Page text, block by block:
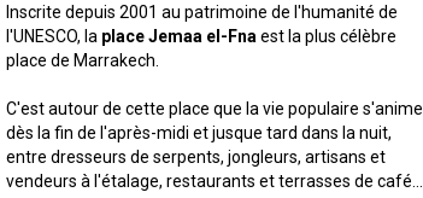
Inscrite depuis 2001 au patrimoine de l'humanité de
l'UNESCO, la place Jemaa el-Fna est la plus célèbre
place de Marrakech.
C'est autour de cette place que la vie populaire s'anime
dès la fin de l'après-midi et jusque tard dans la nuit,
entre dresseurs de serpents, jongleurs, artisans et
vendeurs à l'étalage, restaurants et terrasses de café...